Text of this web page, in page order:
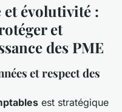
évolutivité :
et
des PME
et respect des
est stratégique